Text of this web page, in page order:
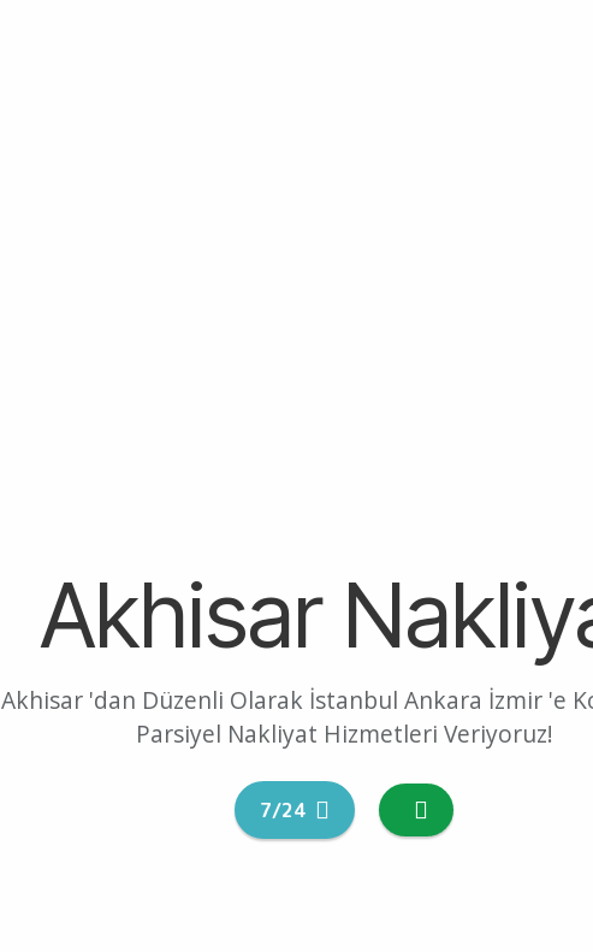
Akhisar
Akhisar 'dan Düzenli Olarak İstanbul Ankara İzmir 'e
Parsiyel Nakliyat Hizmetleri Veriyoruz!
7/24